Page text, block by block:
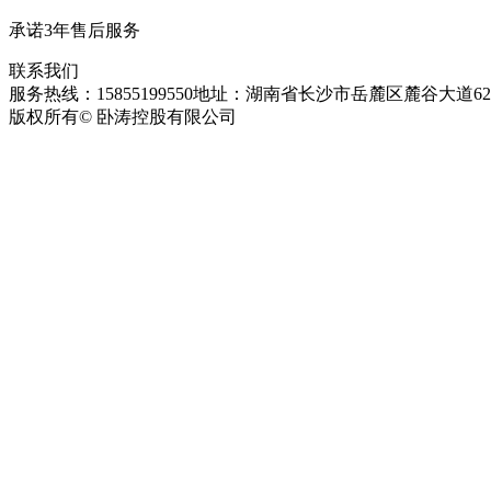
承诺3年售后服务
联系我们
服务热线：15855199550地址：湖南省长沙市岳麓区麓谷大道
版权所有© 卧涛控股有限公司